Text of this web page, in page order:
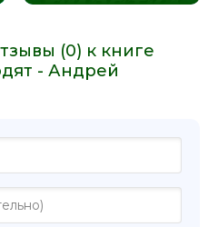
(0) к книге
- Андрей